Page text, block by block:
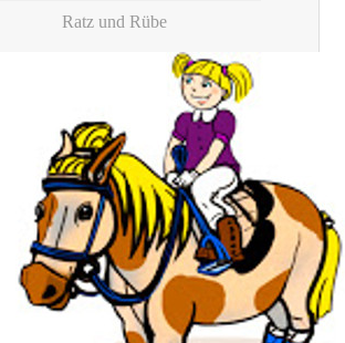
Ratz und Rübe